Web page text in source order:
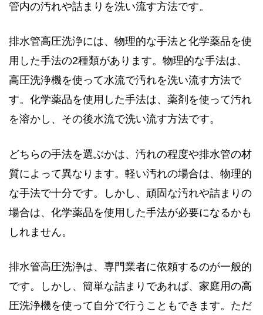
管内の汚れや詰まりを洗い流す方法です。
排水管高圧洗浄には、物理的な手法と化学薬品を使
用した手法の2種類があります。物理的な手法は、
高圧洗浄機を使って水流で汚れを洗い流す方法で
す。化学薬品を使用した手法は、薬剤を使って汚れ
を溶かし、その後水流で洗い流す方法です。
どちらの手法を選ぶかは、汚れの程度や排水管の材
質によって異なります。軽い汚れの場合は、物理的
な手法で十分です。しかし、頑固な汚れや詰まりの
場合は、化学薬品を使用した手法が必要になるかも
しれません。
排水管高圧洗浄は、専門業者に依頼するのが一般的
です。しかし、簡単な詰まりであれば、家庭用の高
圧洗浄機を使って自分で行うこともできます。ただ